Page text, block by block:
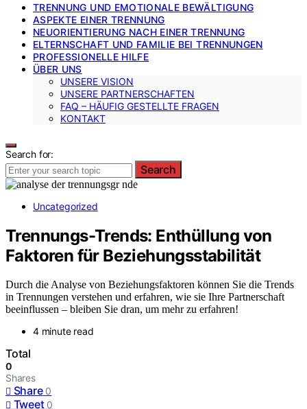
TRENNUNG UND EMOTIONALE BEWÄLTIGUNG
ASPEKTE EINER TRENNUNG
NEUORIENTIERUNG NACH EINER TRENNUNG
ELTERNSCHAFT UND FAMILIE BEI TRENNUNGEN
PROFESSIONELLE HILFE
ÜBER UNS
UNSERE VISION
UNSERE PARTNERSCHAFTEN
FAQ – HÄUFIG GESTELLTE FRAGEN
KONTAKT
Search for:
Search
Uncategorized
Trennungs-Trends: Enthüllung von
Faktoren für Beziehungsstabilität
Durch die Analyse von Beziehungsfaktoren können Sie die Trends
in Trennungen verstehen und erfahren, wie sie Ihre Partnerschaft
beeinflussen – bleiben Sie dran, um mehr zu erfahren!
4 minute read
Total
0
Shares
Share 0
Tweet 0